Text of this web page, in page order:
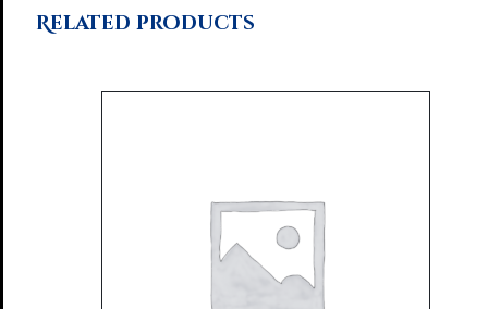
Related products